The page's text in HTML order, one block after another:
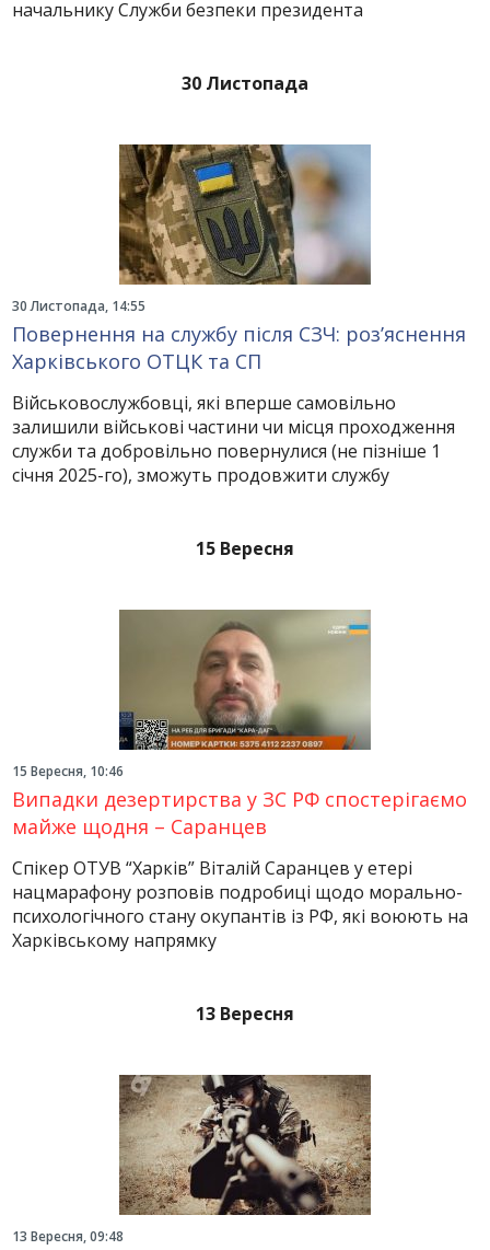
начальнику Служби безпеки президента
30 Листопада
30 Листопада, 14:55
Повернення на службу після СЗЧ: роз’яснення
Харківського ОТЦК та СП
Військовослужбовці, які вперше самовільно
залишили військові частини чи місця проходження
служби та добровільно повернулися (не пізніше 1
січня 2025-го), зможуть продовжити службу
15 Вересня
15 Вересня, 10:46
Випадки дезертирства у ЗС РФ спостерігаємо
майже щодня – Саранцев
Спікер ОТУВ “Харків” Віталій Саранцев у етері
нацмарафону розповів подробиці щодо морально-
психологічного стану окупантів із РФ, які воюють на
Харківському напрямку
13 Вересня
13 Вересня, 09:48